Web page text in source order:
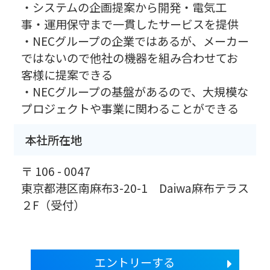
・システムの企画提案から開発・電気工
事・運用保守まで一貫したサービスを提供
・NECグループの企業ではあるが、メーカー
ではないので他社の機器を組み合わせてお
客様に提案できる
・NECグループの基盤があるので、大規模な
プロジェクトや事業に関わることができる
本社所在地
〒 106 - 0047
東京都港区南麻布3-20-1 Daiwa麻布テラス
２F（受付）
エントリーする